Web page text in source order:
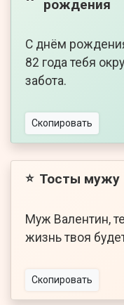
рождения
С днём
82 года тебя
забота.
Скопировать
⭐ Тосты мужу
Муж Валентин,
жизнь твоя
Скопировать